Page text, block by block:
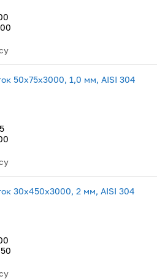
50x75х3000, 1,0 мм, AISI 304
30х450х3000, 2 мм, AISI 304